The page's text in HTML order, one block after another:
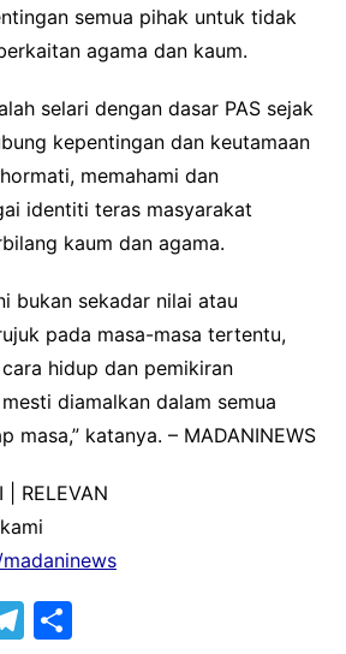
semua pihak untuk tidak
agama dan kaum.
selari dengan dasar PAS sejak
kepentingan dan keutamaan
memahami dan
identiti teras masyarakat
kaum dan agama.
bukan sekadar nilai atau
pada masa-masa tertentu,
hidup dan pemikiran
diamalkan dalam semua
masa,” katanya. – MADANINEWS
| RELEVAN
T S